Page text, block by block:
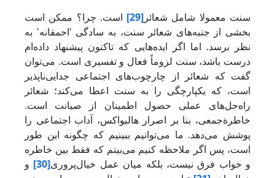
سنت معمولا شامل شعائر [29]
است. چرا؟ ممکن است
بخشی از جنبه‌های شعائر سنت، به سادگی 'احمقانه' به
نظر برسد. اما اگر ایده‌هایی که تاکنون پیشنهاد داده‌ام
درست باشد، سنت لزوماً فعال و تفسیری است. می‌توان
گفت که شعائر از چارچوب‌های اجتماعی جدایی‌ناپذیر
است، که یکپارچگی را به سنت اعطا می‌کند؛ شعائر
راه‌حل‌های عملی حصول اطمینان از صیانت است.
خاطرةجمعی، بنا بر اصرار هالبواکس، آداب اجتماعی را
پوشش می‌دهد. ما می‌توانیم ببینیم که چگونه این طور
است، پس اگر ملاحظه کنیم می‌بینم که فقط بین خاطره
و خواب فرق نیست، بلکه میان عمل خیال‌پروری[30]
و